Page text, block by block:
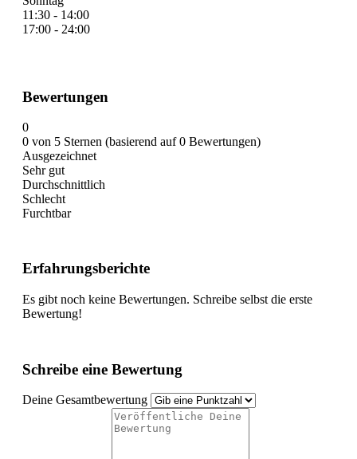
11:30 - 14:00
17:00 - 24:00
Bewertungen
0
0 von 5 Sternen (basierend auf 0 Bewertungen)
Ausgezeichnet
Sehr gut
Durchschnittlich
Schlecht
Furchtbar
Erfahrungsberichte
Es gibt noch keine Bewertungen. Schreibe selbst die erste
Bewertung!
Schreibe eine Bewertung
Deine Gesamtbewertung